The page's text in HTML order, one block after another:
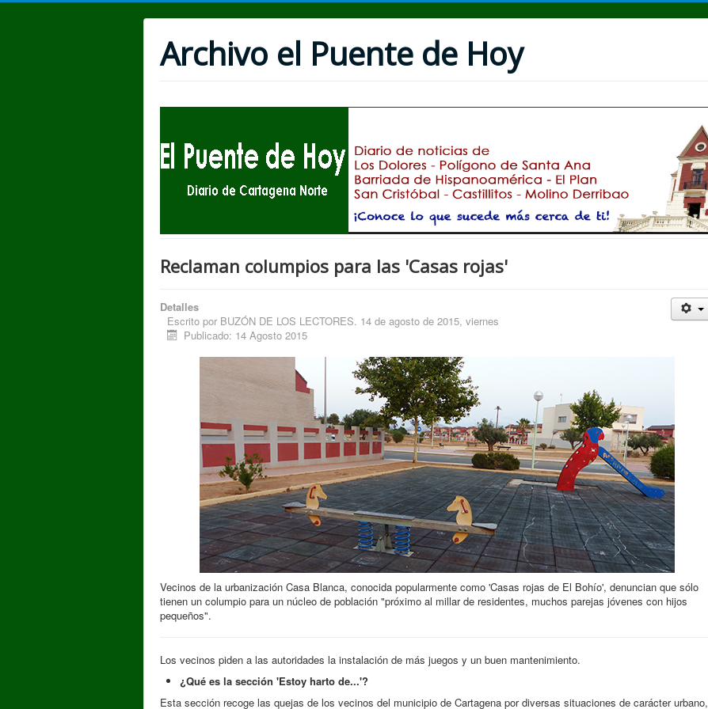
Archivo el Puente de Hoy
Reclaman columpios para las 'Casas rojas'
Detalles
Escrito por BUZÓN DE LOS LECTORES. 14 de agosto de 2015, viernes
Publicado: 14 Agosto 2015
Vecinos de la urbanización Casa Blanca, conocida popularmente como 'Casas rojas de El Bohío', denuncian que sólo
tienen un columpio para un núcleo de población "próximo al millar de residentes, muchos parejas jóvenes con hijos
pequeños".
Los vecinos piden a las autoridades la instalación de más juegos y un buen mantenimiento.
¿Qué es la sección 'Estoy harto de...'?
Esta sección recoge las quejas de los vecinos del municipio de Cartagena por diversas situaciones de carácter urbano,